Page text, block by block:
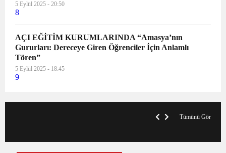
5 Eylül 2025 - 20:50
8
AÇI EĞİTİM KURUMLARINDA “Amasya’nın
Gururları: Dereceye Giren Öğrenciler İçin Anlamlı
Tören”
5 Eylül 2025 - 18:45
9
Tümünü Gör